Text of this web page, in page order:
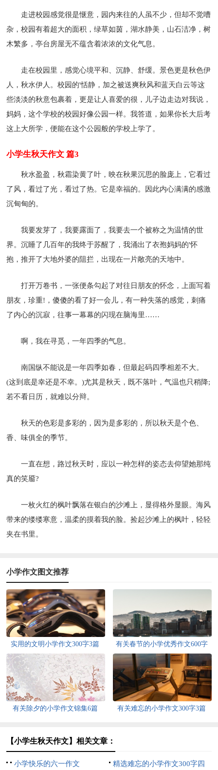
走进校园感觉很是惬意，园内来往的人虽不少，但却不觉嘈
杂，校园有着超大的面积，绿草如茵，湖水静美，山石洁净，树
木繁多，亭台房屋无不蕴含着浓浓的文化气息。
走在校园里，感觉心境平和、沉静、舒缓。景色更是秋色伊
人，秋水伊人。校园的'恬静，加之被送爽秋风和蓝天白云等这
些淡淡的秋意包裹着，更是让人喜爱的很，儿子边走边对我说，
妈妈，这个学校的校园好像公园一样。我答道，如果你长大后考
这上大所学，便能在这个公园般的学校上学了。
小学生秋天作文 篇3
秋水盈盈，秋霜染黄了叶，映在秋果沉思的脸庞上，它看过
了风，看过了光，看过了热。它是幸福的。因此内心满满的感激
沉甸甸的。
我要发芽了，我要露面了，我要去一个被称之为温情的世
界。沉睡了几百年的我终于苏醒了，我涌出了衣孢妈妈的'怀
抱，推开了大地外婆的阻拦，出现在一片敞亮的天地中。
打开万卷书，一张便条勾起了对往日朋友的怀念，上面写着
朋友，珍重!，傻傻的看了好一会儿，有一种失落的感觉，刺痛
了内心的沉寂，往事一幕幕的闪现在脑海里……
啊，我在寻觅，一年四季的气息。
南国纵不能说是一年四季如春，但最起码四季相差不大。
(这到底是幸还是不幸。)尤其是秋天，既不落叶，气温也只稍降;
若不看日历，就难以分辩。
秋天的色彩是多彩的，因为是多彩的，所以秋天是个色、
香、味俱全的季节。
一直在想，路过秋天时，应以一种怎样的姿态去仰望她那纯
真的笑靥?
一枚火红的枫叶飘落在银白的沙滩上，显得格外显眼。海风
带来的缕缕寒意，温柔的摸着我的脸。捡起沙滩上的枫叶，轻轻
夹在书里。
小学作文图文推荐
实用的文明小学作文300字3篇
有关春节的小学优秀作文600字
四篇
有关除夕的小学作文锦集6篇 有关难忘的小学作文300字3篇
【小学生秋天作文】相关文章：
小学快乐的六一作文 精选难忘的小学作文300字四